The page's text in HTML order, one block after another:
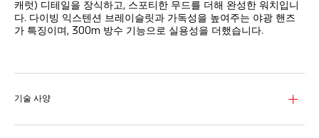
캐럿) 디테일을 장식하고, 스포티한 무드를 더해 완성한 워치입니
다. 다이빙 익스텐션 브레이슬릿과 가독성을 높여주는 야광 핸즈
가 특징이며, 300m 방수 기능으로 실용성을 더했습니다.
unidirectional turning steel bezel.
기술 사양